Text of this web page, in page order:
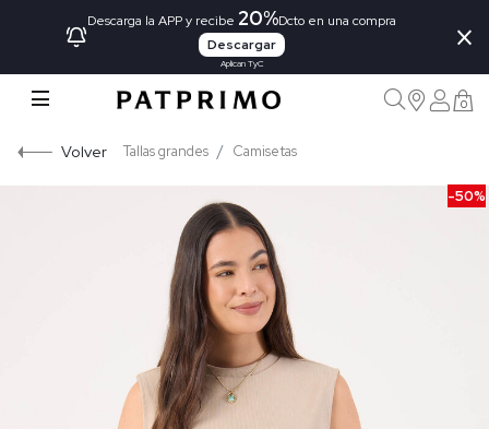
Descarga la APP y recibe 20%Dcto en una compra
Descargar
Aplican TyC
×
0
Volver Tallas grandes Camisetas
-50%